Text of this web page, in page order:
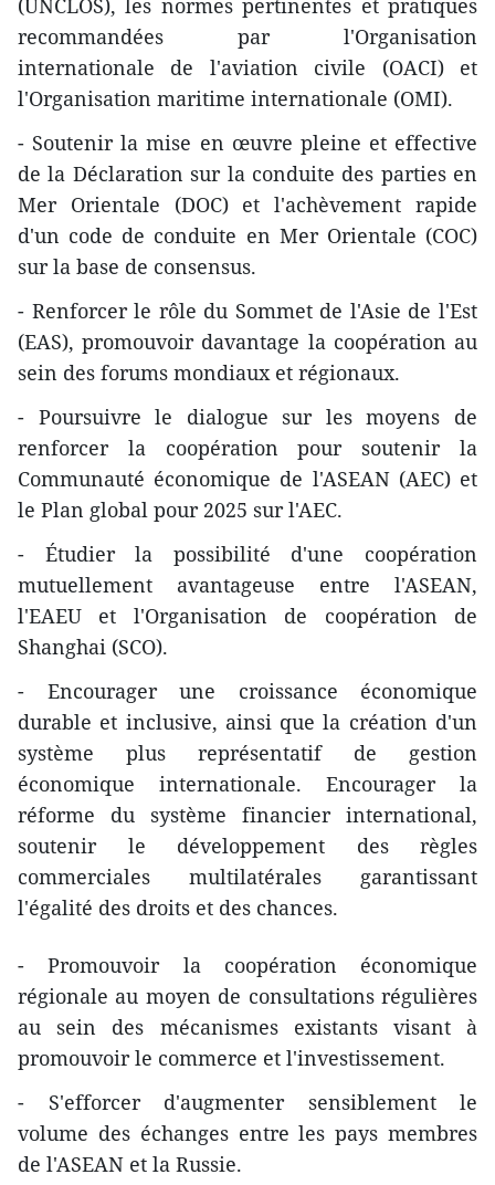
(UNCLOS), les normes pertinentes et pratiques
recommandées par l'Organisation
internationale de l'aviation civile (OACI) et
l'Organisation maritime internationale (OMI).
- Soutenir la mise en œuvre pleine et effective
de la Déclaration sur la conduite des parties en
Mer Orientale (DOC) et l'achèvement rapide
d'un code de conduite en Mer Orientale (COC)
sur la base de consensus.
- Renforcer le rôle du Sommet de l'Asie de l'Est
(EAS), promouvoir davantage la coopération au
sein des forums mondiaux et régionaux.
- Poursuivre le dialogue sur les moyens de
renforcer la coopération pour soutenir la
Communauté économique de l'ASEAN (AEC) et
le Plan global pour 2025 sur l'AEC.
- Étudier la possibilité d'une coopération
mutuellement avantageuse entre l'ASEAN,
l'EAEU et l'Organisation de coopération de
Shanghai (SCO).
- Encourager une croissance économique
durable et inclusive, ainsi que la création d'un
système plus représentatif de gestion
économique internationale. Encourager la
réforme du système financier international,
soutenir le développement des règles
commerciales multilatérales garantissant
l'égalité des droits et des chances.
- Promouvoir la coopération économique
régionale au moyen de consultations régulières
au sein des mécanismes existants visant à
promouvoir le commerce et l'investissement.
- S'efforcer d'augmenter sensiblement le
volume des échanges entre les pays membres
de l'ASEAN et la Russie.